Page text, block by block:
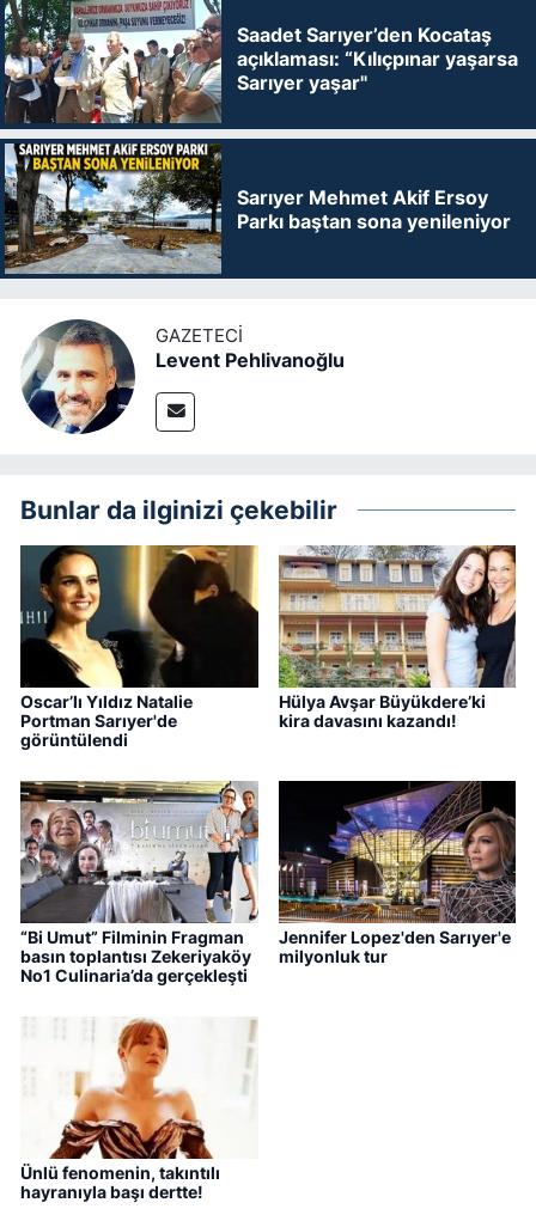
Saadet Sarıyer’den Kocataş
açıklaması: “Kılıçpınar yaşarsa
Sarıyer yaşar"
Sarıyer Mehmet Akif Ersoy
Parkı baştan sona yenileniyor
GAZETECI
Levent Pehlivanoğlu
Bunlar da ilginizi çekebilir
Oscar’lı Yıldız Natalie
Portman Sarıyer'de
görüntülendi
Hülya Avşar Büyükdere’ki
kira davasını kazandı!
“Bi Umut” Filminin Fragman
basın toplantısı Zekeriyaköy
No1 Culinaria’da gerçekleşti
Jennifer Lopez'den Sarıyer'e
milyonluk tur
Ünlü fenomenin, takıntılı
hayranıyla başı dertte!